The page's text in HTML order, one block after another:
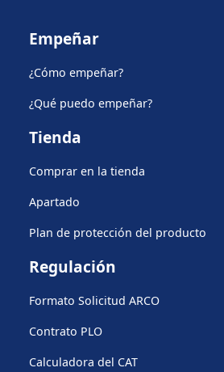
Empeñar
¿Cómo empeñar?
¿Qué puedo empeñar?
Tienda
Comprar en la tienda
Apartado
Plan de protección del producto
Regulación
Formato Solicitud ARCO
Contrato PLO
Calculadora del CAT